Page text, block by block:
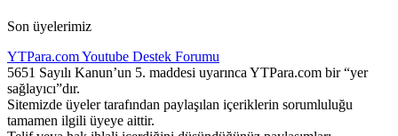
Son üyelerimiz
YTPara.comYoutube Destek Forumu
5651 Sayılı Kanun’un 5. maddesi uyarınca YTPara.com bir “yer
sağlayıcı”dır.
Sitemizde üyeler tarafından paylaşılan içeriklerin sorumluluğu
tamamen ilgili üyeye aittir.